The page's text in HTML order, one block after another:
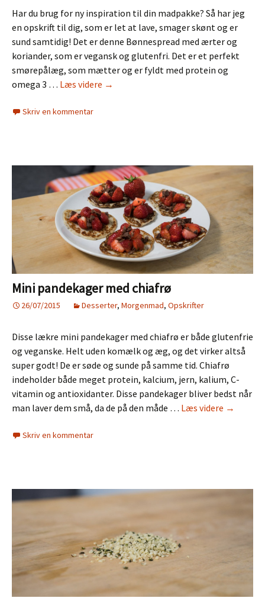
Har du brug for ny inspiration til din madpakke? Så har jeg
en opskrift til dig, som er let at lave, smager skønt og er
sund samtidig! Det er denne Bønnespread med ærter og
koriander, som er vegansk og glutenfri. Det er et perfekt
smørepålæg, som mætter og er fyldt med protein og
omega 3 … Læs videre Bønnespread
→
Skriv en kommentar
Mini pandekager med chiafrø
26/07/2015 Desserter, Morgenmad, Opskrifter
Disse lækre mini pandekager med chiafrø er både glutenfrie
og veganske. Helt uden komælk og æg, og det virker altså
super godt! De er søde og sunde på samme tid. Chiafrø
indeholder både meget protein, kalcium, jern, kalium, C-
vitamin og antioxidanter. Disse pandekager bliver bedst når
man laver dem små, da de på den måde … Læs videre Mini
→
Skriv en kommentar